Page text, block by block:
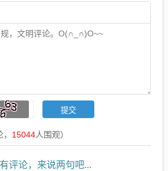
15044人围观）
评论，来说两句吧...